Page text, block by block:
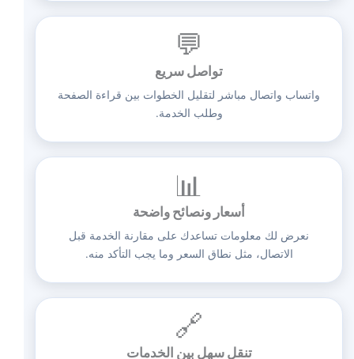
💬
تواصل سريع
واتساب واتصال مباشر لتقليل الخطوات بين قراءة الصفحة
وطلب الخدمة.
📊
أسعار ونصائح واضحة
نعرض لك معلومات تساعدك على مقارنة الخدمة قبل
الاتصال، مثل نطاق السعر وما يجب التأكد منه.
🔗
تنقل سهل بين الخدمات